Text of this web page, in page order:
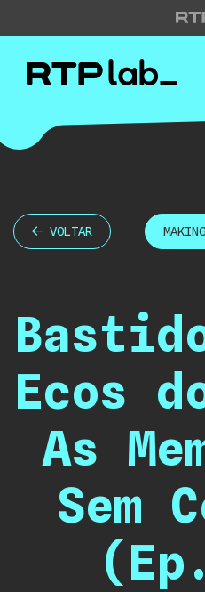
VOLTAR
Ecos
As
Sem